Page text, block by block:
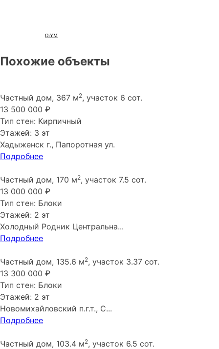
OiYM
Похожие объекты
Частный дом, 367 м2, участок 6 сот.
13 500 000 ₽
Тип стен: Кирпичный
Этажей: 3 эт
Хадыженск г., Папоротная ул.
Подробнее
Частный дом, 170 м2, участок 7.5 сот.
13 000 000 ₽
Тип стен: Блоки
Этажей: 2 эт
Холодный Родник Центральна...
Подробнее
Частный дом, 135.6 м2, участок 3.37 сот.
13 300 000 ₽
Тип стен: Блоки
Этажей: 2 эт
Новомихайловский п.г.т., С...
Подробнее
Частный дом, 103.4 м2, участок 6.5 сот.